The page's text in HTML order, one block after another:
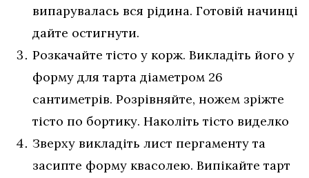
випарувалась вся рідина. Готовій начинці
дайте остигнути.
Розкачайте тісто у корж. Викладіть його у
форму для тарта діаметром 26
сантиметрів. Розрівняйте, ножем зріжте
тісто по бортику. Наколіть тісто виделко
Зверху викладіть лист пергаменту та
засипте форму квасолею. Випікайте тарт